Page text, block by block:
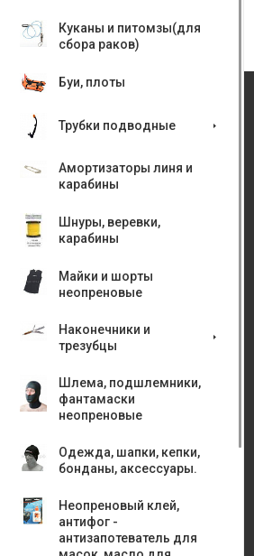
Куканы и питомзы(для
сбора раков)
Буи, плоты
Трубки подводные
Амортизаторы линя и
карабины
Шнуры, веревки,
карабины
Майки и шорты
неопреновые
Наконечники и
трезубцы
Шлема, подшлемники,
фантамаски
неопреновые
Одежда, шапки, кепки,
бонданы, аксесcуары.
Неопреновый клей,
антифог -
антизапотеватель для